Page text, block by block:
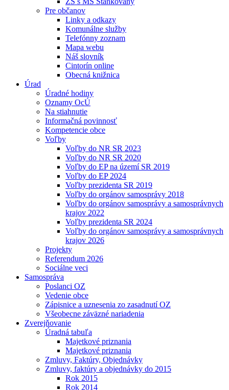
Pre občanov
Linky a odkazy
Komunálne služby
Telefónny zoznam
Mapa webu
Náš slovník
Cintorín online
Obecná knižnica
Úrad
Úradné hodiny
Oznamy OcÚ
Na stiahnutie
Informačná povinnosť
Kompetencie obce
Voľby
Voľby do NR SR 2023
Voľby do NR SR 2020
Voľby do EP na území SR 2019
Voľby do EP 2024
Voľby prezidenta SR 2019
Voľby do orgánov samosprávy 2018
Voľby do orgánov samosprávy a samosprávnych
krajov 2022
Voľby prezidenta SR 2024
Voľby do orgánov samosprávy a samosprávnych
krajov 2026
Projekty
Referendum 2026
Sociálne veci
Samospráva
Poslanci OZ
Vedenie obce
Zápisnice a uznesenia zo zasadnutí OZ
Všeobecne záväzné nariadenia
Zverejňovanie
Úradná tabuľa
Majetkové priznania
Majetkové priznania
Zmluvy, Faktúry, Objednávky
Zmluvy, faktúry a objednávky do 2015
Rok 2015
Rok 2014